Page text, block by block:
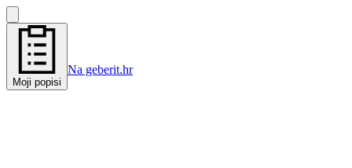
Moji popisi
Na geberit.hr